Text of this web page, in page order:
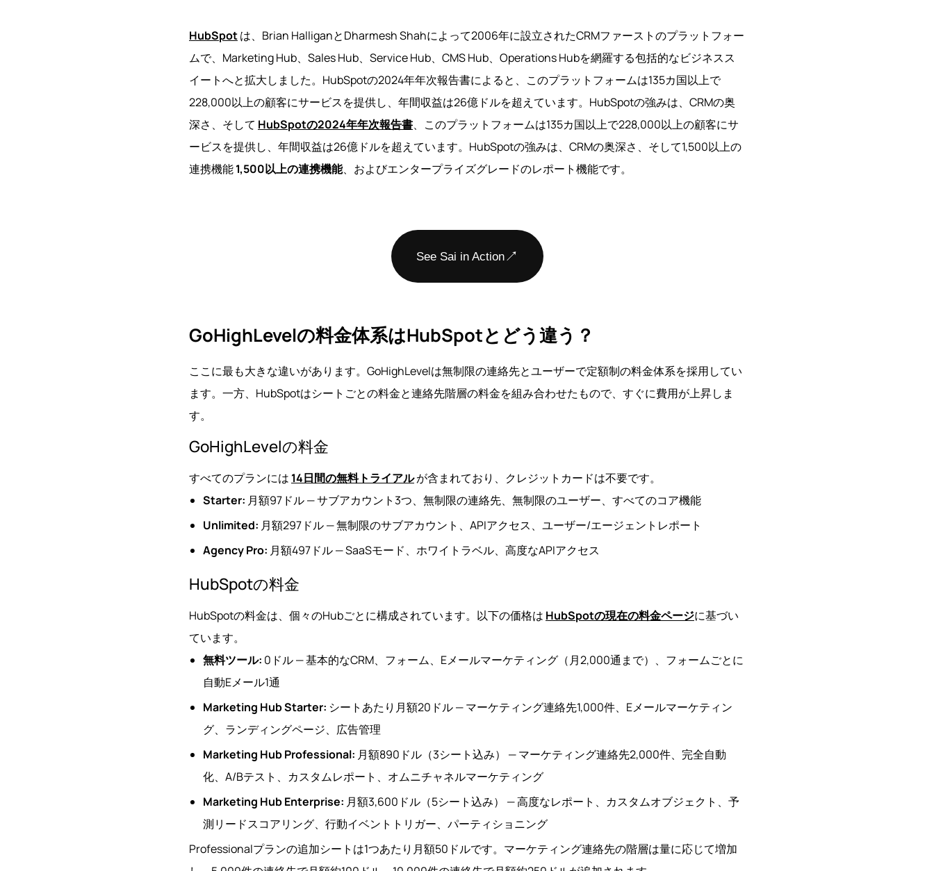
HubSpotは、Brian HalliganとDharmesh Shahによって2006年に設立されたCRMファーストのプラットフォー
ムで、Marketing Hub、Sales Hub、Service Hub、CMS Hub、Operations Hubを網羅する包括的なビジネスス
イートへと拡大しました。HubSpotの2024年年次報告書によると、このプラットフォームは135カ国以上で
228,000以上の顧客にサービスを提供し、年間収益は26億ドルを超えています。HubSpotの強みは、CRMの奥
深さ、そして HubSpotの2024年年次報告書、このプラットフォームは135カ国以上で228,000以上の顧客にサ
ービスを提供し、年間収益は26億ドルを超えています。HubSpotの強みは、CRMの奥深さ、そして1,500以上の
連携機能1,500以上の連携機能、およびエンタープライズグレードのレポート機能です。
See Sai in Action↗
GoHighLevelの料金体系はHubSpotとどう違う？
ここに最も大きな違いがあります。GoHighLevelは無制限の連絡先とユーザーで定額制の料金体系を採用してい
ます。一方、HubSpotはシートごとの料金と連絡先階層の料金を組み合わせたもので、すぐに費用が上昇しま
す。
GoHighLevelの料金
すべてのプランには 14日間の無料トライアルが含まれており、クレジットカードは不要です。
Starter: 月額97ドル — サブアカウント3つ、無制限の連絡先、無制限のユーザー、すべてのコア機能
Unlimited: 月額297ドル — 無制限のサブアカウント、APIアクセス、ユーザー/エージェントレポート
Agency Pro: 月額497ドル — SaaSモード、ホワイトラベル、高度なAPIアクセス
HubSpotの料金
HubSpotの料金は、個々のHubごとに構成されています。以下の価格は HubSpotの現在の料金ページに基づい
ています。
無料ツール: 0ドル — 基本的なCRM、フォーム、Eメールマーケティング（月2,000通まで）、フォームごとに
自動Eメール1通
Marketing Hub Starter: シートあたり月額20ドル — マーケティング連絡先1,000件、Eメールマーケティン
グ、ランディングページ、広告管理
Marketing Hub Professional: 月額890ドル（3シート込み） — マーケティング連絡先2,000件、完全自動
化、A/Bテスト、カスタムレポート、オムニチャネルマーケティング
Marketing Hub Enterprise: 月額3,600ドル（5シート込み） — 高度なレポート、カスタムオブジェクト、予
測リードスコアリング、行動イベントトリガー、パーティショニング
Professionalプランの追加シートは1つあたり月額50ドルです。マーケティング連絡先の階層は量に応じて増加